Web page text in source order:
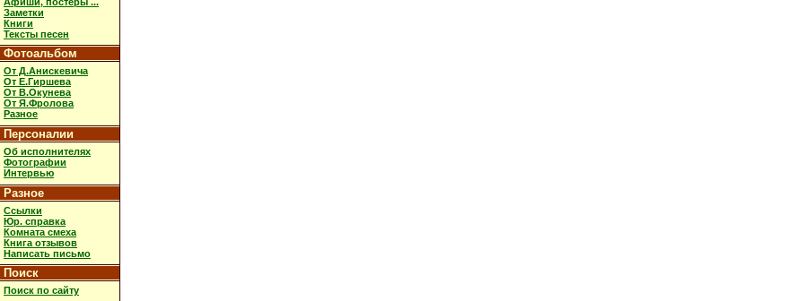
Заметки
Книги
Тексты песен
Фотоальбом
От Д.Анискевича
От Е.Гиршева
От В.Окунева
От Я.Фролова
Разное
Персоналии
Об исполнителях
Фотографии
Интервью
Разное
Ссылки
Юр. справка
Комната смеха
Книга отзывов
Написать письмо
Поиск
Поиск по сайту